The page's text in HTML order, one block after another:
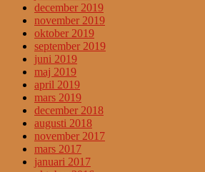
december 2019
november 2019
oktober 2019
september 2019
juni 2019
maj 2019
april 2019
mars 2019
december 2018
augusti 2018
november 2017
mars 2017
januari 2017